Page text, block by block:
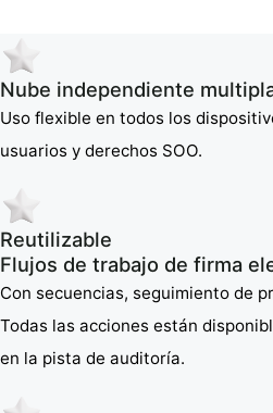
Nube independiente
Uso flexible en todos los
usuarios y derechos SOO.
Reutilizable
Flujos de trabajo de firma
Con secuencias, seguimiento de
Todas las acciones están
en la pista de auditoría.